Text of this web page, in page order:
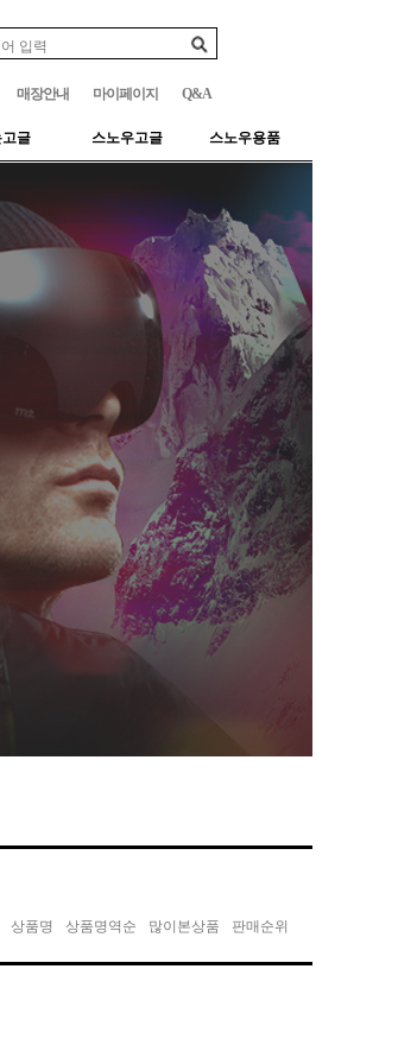
매장안내 마이페이지 Q&A
고글 스노우고글 스노우용품
상품명 상품명역순 많이본상품 판매순위